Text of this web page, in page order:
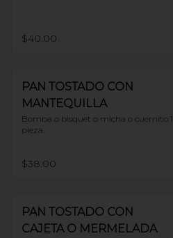
$40.00
PAN TOSTADO CON
MANTEQUILLA
Bomba o bisquet o micha o cuernito 1
pieza.
$38.00
PAN TOSTADO CON
CAJETA O MERMELADA